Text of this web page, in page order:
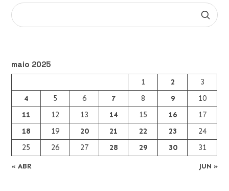
maio 2025
1 2
3
4
5 6 7 8 9
10
11
12 13 14 15 16
17
18
19 20 21 22 23
24
25
26 27 28 29 30 31
« ABR JUN »